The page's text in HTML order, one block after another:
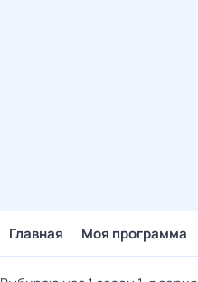
Главная Моя программа